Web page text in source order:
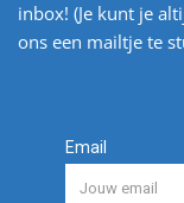
inbox! (Je kunt je
ons een mailtje te